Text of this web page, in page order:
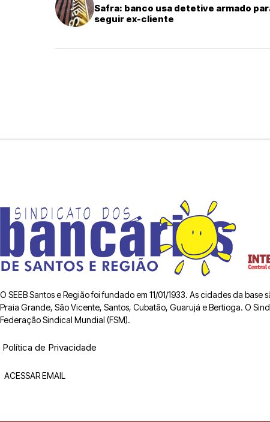
Safra: banco usa detetive armado
seguir ex-cliente
O SEEB Santos e Região foi fundado em 11/01/1933. As cidades da
Praia Grande, São Vicente, Santos, Cubatão, Guarujá e Bertioga. O
Federação Sindical Mundial (FSM).
Política de Privacidade
ACESSAR EMAIL